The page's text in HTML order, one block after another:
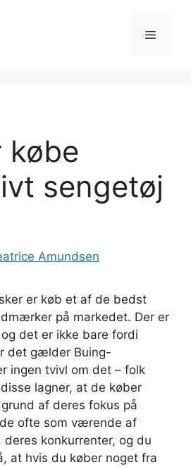
Menu
købe
sengetøj
Amundsen
er køb et af de bedst
på markedet. Der er
det er ikke bare fordi
det gælder Buing-
ingen tvivl om det – folk
lagner, at de køber
af deres fokus på
ofte som værende af
konkurrenter, og du
at hvis du køber noget fra